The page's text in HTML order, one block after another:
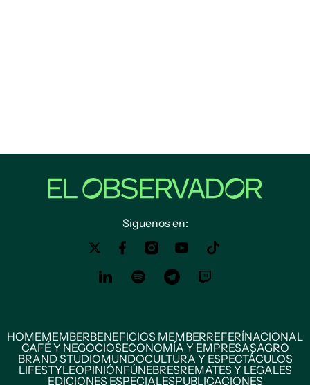
Siguenos en:
HOMEMEMBERBENEFICIOS MEMBERREFERÍNACIONAL
CAFÉ Y NEGOCIOSECONOMÍA Y EMPRESASAGRO
BRAND STUDIOMUNDOCULTURA Y ESPECTÁCULOS
LIFESTYLEOPINIÓNFÚNEBRESREMATES Y LEGALES
EDICIONES ESPECIALESPUBLICACIONES